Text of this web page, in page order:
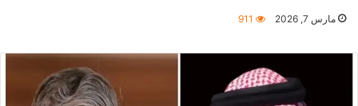
مارس 7, 2026 911